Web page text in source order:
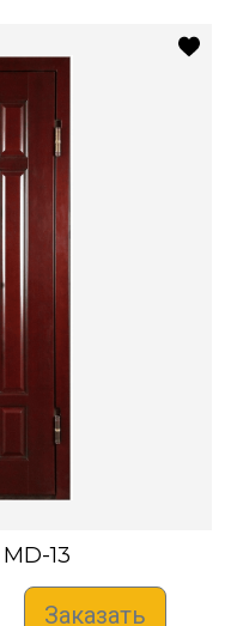
MD-13
Заказать